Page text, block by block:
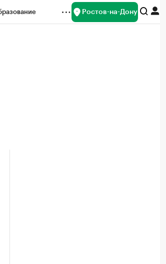
Ростов-на-Дону